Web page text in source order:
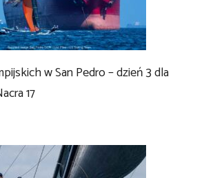
w San Pedro – dzień 3 dla
17